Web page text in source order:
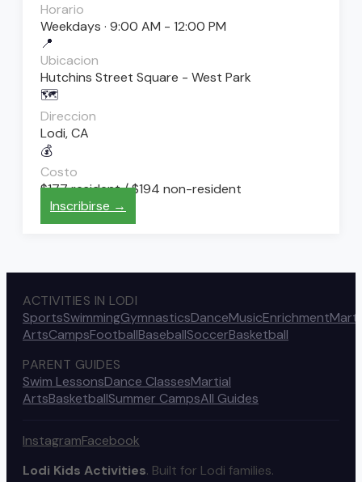
Horario
Weekdays · 9:00 AM - 12:00 PM
📍
Ubicacion
Hutchins Street Square - West Park
🗺️
Direccion
Lodi, CA
💰
Costo
$177 resident / $194 non-resident
Inscribirse →
ACTIVITIES IN LODI
SportsSwimmingGymnasticsDanceMusicEnrichment
ArtsCampsFootballBaseballSoccerBasketball
PARENT GUIDES
Swim LessonsDance ClassesMartial
ArtsBasketballSummer CampsAll Guides
InstagramFacebook
Lodi Kids Activities. Built for Lodi families.